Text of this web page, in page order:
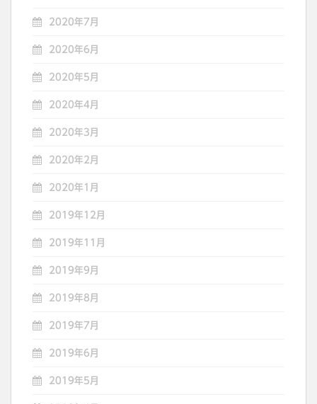
2020年7月
2020年6月
2020年5月
2020年4月
2020年3月
2020年2月
2020年1月
2019年12月
2019年11月
2019年9月
2019年8月
2019年7月
2019年6月
2019年5月